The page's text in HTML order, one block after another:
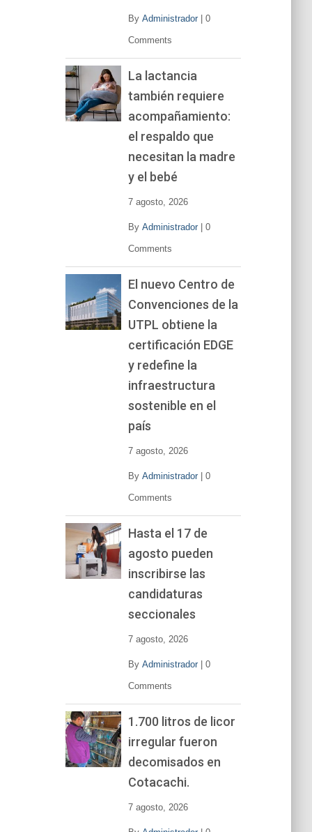
By Administrador| 0
Comments
La lactancia
también requiere
acompañamiento:
el respaldo que
necesitan la madre
y el bebé
7 agosto, 2026
By Administrador| 0
Comments
El nuevo Centro de
Convenciones de la
UTPL obtiene la
certificación EDGE
y redefine la
infraestructura
sostenible en el
país
7 agosto, 2026
By Administrador| 0
Comments
Hasta el 17 de
agosto pueden
inscribirse las
candidaturas
seccionales
7 agosto, 2026
By Administrador| 0
Comments
1.700 litros de licor
irregular fueron
decomisados en
Cotacachi.
7 agosto, 2026